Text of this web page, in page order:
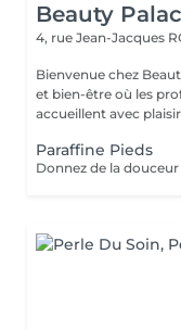
Beauty
4, rue Jean-Jacques
Bienvenue chez
et bien-être où les
accueillent avec
Paraffine Pieds